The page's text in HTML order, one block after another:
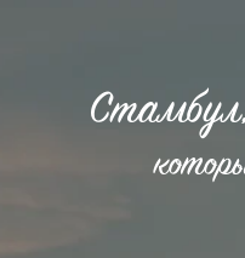
Стамбул,